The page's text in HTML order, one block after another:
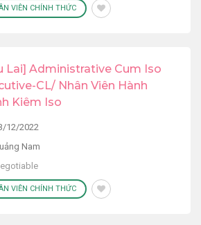
VIÊN CHÍNH THỨC
Lai] Administrative Cum Iso
CL/ Nhân Viên Hành
Kiêm Iso
12/2022
Nam
VIÊN CHÍNH THỨC